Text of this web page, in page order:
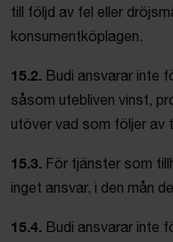
till följd av fel eller
konsumentköplagen.
15.2. Budi ansvarar inte
såsom utebliven vinst,
utöver vad som följer av
15.3. För tjänster som
inget ansvar, i den mån
15.4. Budi ansvarar inte